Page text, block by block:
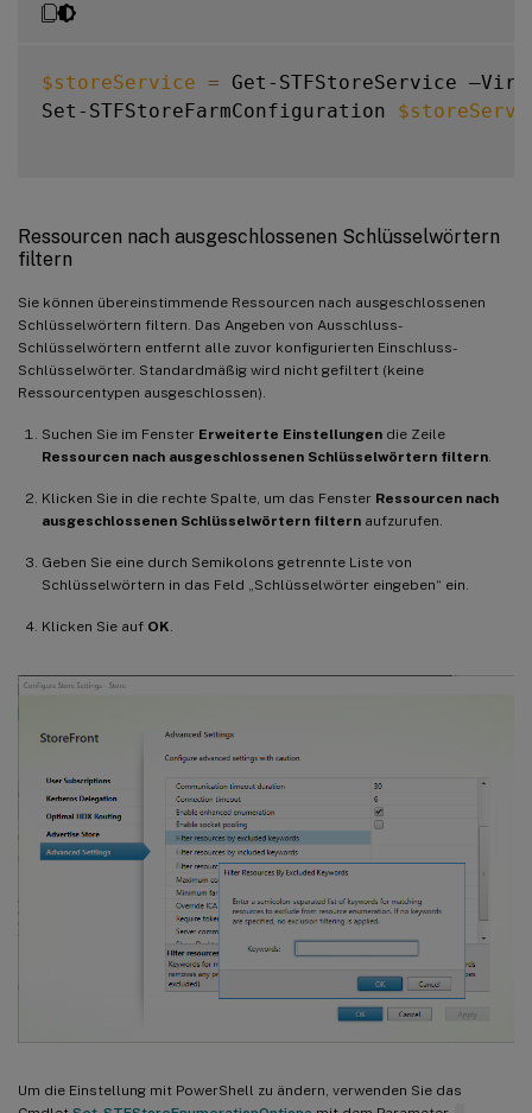
$storeService = Get-STFStoreService
Set-STFStoreFarmConfiguration
Ressourcen nach ausgeschlossenen Schlüsselwörtern
filtern
Sie können übereinstimmende Ressourcen nach ausgeschlossenen
Schlüsselwörtern filtern. Das Angeben von Ausschluss-
Schlüsselwörtern entfernt alle zuvor konfigurierten Einschluss-
Schlüsselwörter. Standardmäßig wird nicht gefiltert (keine
Ressourcentypen ausgeschlossen).
Suchen Sie im Fenster Erweiterte Einstellungen die Zeile
Ressourcen nach ausgeschlossenen Schlüsselwörtern filtern.
Klicken Sie in die rechte Spalte, um das Fenster Ressourcen nach
ausgeschlossenen Schlüsselwörtern filtern aufzurufen.
Geben Sie eine durch Semikolons getrennte Liste von
Schlüsselwörtern in das Feld „Schlüsselwörter eingeben“ ein.
Klicken Sie auf OK.
Um die Einstellung mit PowerShell zu ändern, verwenden Sie das